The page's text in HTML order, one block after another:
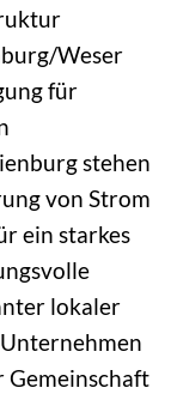
Weser
für
stehen
von Strom
ein starkes
lokaler
Gemeinschaft